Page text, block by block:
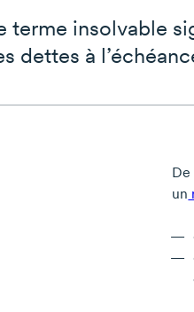
terme insolvable
dettes à
De
un